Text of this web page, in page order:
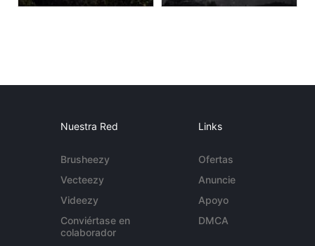
Nuestra Red
Brusheezy
Vecteezy
Videezy
Conviértase en
colaborador
Links
Ofertas
Anuncie
Apoyo
DMCA